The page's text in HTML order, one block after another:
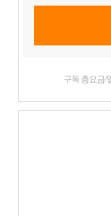
구독 총요금/